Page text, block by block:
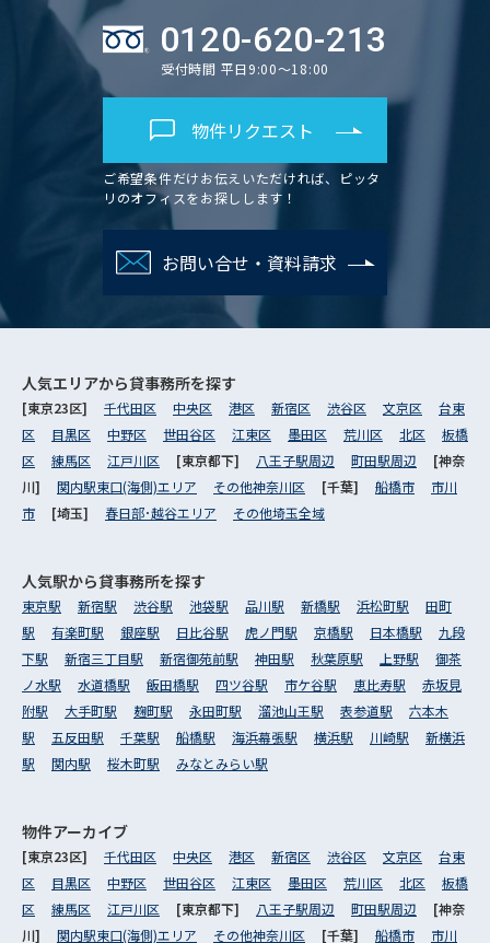
0120-620-213
受付時間 平日9:00～18:00
物件リクエスト
ご希望条件だけお伝えいただければ、ピッタ
リのオフィスをお探しします！
お問い合せ・資料請求
人気エリアから貸事務所を探す
[東京23区] 千代田区 中央区 港区 新宿区 渋谷区 文京区
台東
区
目黒区 中野区 世田谷区 江東区 墨田区 荒川区 北区
板橋
区
練馬区 江戸川区 [東京都下] 八王子駅周辺 町田駅周辺
[神奈
川] 関内駅東口(海側)エリア その他神奈川区 [千葉] 船橋市
市川
市
[埼玉] 春日部･越谷エリア その他埼玉全域
人気駅から貸事務所を探す
東京駅 新宿駅 渋谷駅 池袋駅 品川駅 新橋駅 浜松町駅
田町
駅
有楽町駅 銀座駅 日比谷駅 虎ノ門駅 京橋駅 日本橋駅
九段
下駅
新宿三丁目駅 新宿御苑前駅 神田駅 秋葉原駅 上野駅
御茶
ノ水駅
水道橋駅 飯田橋駅 四ツ谷駅 市ケ谷駅 恵比寿駅
赤坂見
附駅
大手町駅 麹町駅 永田町駅 溜池山王駅 表参道駅
六本木
駅
五反田駅 千葉駅 船橋駅 海浜幕張駅 横浜駅 川崎駅
新横浜
駅
関内駅 桜木町駅 みなとみらい駅
物件アーカイブ
[東京23区] 千代田区 中央区 港区 新宿区 渋谷区 文京区
台東
区
目黒区 中野区 世田谷区 江東区 墨田区 荒川区 北区
板橋
区
練馬区 江戸川区 [東京都下] 八王子駅周辺 町田駅周辺
[神奈
川] 関内駅東口(海側)エリア その他神奈川区 [千葉] 船橋市 市川